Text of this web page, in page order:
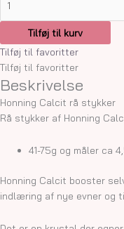
Tilføj til kurv
Tilføj til favoritter
Tilføj til favoritter
Beskrivelse
Honning Calcit rå stykker
Rå stykker af Honning
41-75g og måler ca
Honning Calcit booster
indlæring af nye evner og